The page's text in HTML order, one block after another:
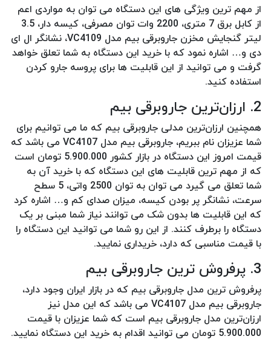
از مهم ترین ویژگی های این دستگاه می توان به مواردی اعم
از کابل برق 7 متری، 2200 وات توان مصرفی، کیسه دار، 3.5
لیتر گنجایش مخزن جاروبرقی بیم مدل VC4109، نشانگر ال ای
دی و… اشاره نمود که با خرید این دستگاه به شما تعلق خواهد
گرفت و می توانید از این قابلیت ها برای پروسه جارو کردن
استفاده کنید.
2. ارزان‌ترین جاروبرقی بیم
همچنین ارزان‌ترین مدلی جاروبرقی بیم که ما می توانیم برای
شما عزیزان نام ببریم، جاروبرقی بیم مدل VC4107 می باشد که
قیمت امروز این دستگاه در بازار کشور 5.900.000 تومان است
که از مهم ترین قابلیت های این دستگاه که با خرید آن به
شما تعلق می گیرد می توان به توان 2500 واتی، 5 سطح
سرعت، نشانگر پر بودن کیسه، میزان صدای کم و… اشاره کرد
که این قابلیت ها بدون شک می توانند نیاز شما مبنی بر یک
دستگاه را برطرف کنند. از این رو شما می توانید این دستگاه را
با قیمت مناسبی که دارد، خریداری نمایید.
3. پرفروش ترین جاروبرقی بیم
پرفروش ترین مدل جاروبرقی بیم که در بازار ایران وجود دارد،
جاروبرقی بیم مدل VC4107 می باشد که این مدل نیز
ارزان‌ترین مدل جاروبرقی بیم است که شما عزیزان با قیمت
5.900.000 تومان می توانید اقدام به خرید این دستگاه نمایید.